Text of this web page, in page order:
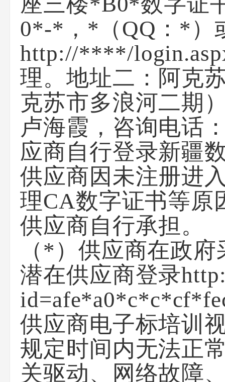
0*-*，*（QQ：*）
http://****/
理。地址二：阿克
克苏市多浪河二期
卢海霞，咨询电话
应商自行登录新疆
供应商因未注册进
理CA数字证书等原
供应商自行承担。
（*）供应商在政
潜在供应商登录
供应商电子标培训
规定时间内无法正
关驱动、网络故障